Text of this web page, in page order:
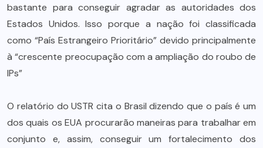
bastante para conseguir agradar as autoridades dos
Estados Unidos. Isso porque a nação foi classificada
como “País Estrangeiro Prioritário” devido principalmente
à “crescente preocupação com a ampliação do roubo de
IPs”
O relatório do USTR cita o Brasil dizendo que o país é um
dos quais os EUA procurarão maneiras para trabalhar em
conjunto e, assim, conseguir um fortalecimento dos